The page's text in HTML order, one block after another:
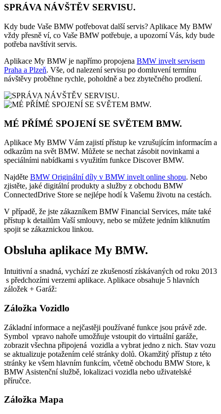
SPRÁVA NÁVŠTĚV SERVISU.
Kdy bude Vaše BMW potřebovat další servis? Aplikace My BMW
vždy přesně ví, co Vaše BMW potřebuje, a upozorní Vás, kdy bude
potřeba navštívit servis.
Aplikace My BMW je napřímo propojena BMW invelt servisem
Praha a Plzeň. Vše, od nalezení servisu po domluvení termínu
návštěvy proběhne rychle, poholdně a bez zbytečného prodlení.
MÉ PŘÍMÉ SPOJENÍ SE SVĚTEM BMW.
Aplikace My BMW Vám zajistí přístup ke vzrušujícím informacím a
odkazům na svět BMW. Můžete se nechat zásobit novinkami a
speciálními nabídkami s využitím funkce Discover BMW.
Najděte BMW Originální díly v BMW invelt online shopu. Nebo
zjistěte, jaké digitální produkty a služby z obchodu BMW
ConnectedDrive Store se nejlépe hodí k Vašemu životu na cestách.
V případě, že jste zákazníkem BMW Financial Services, máte také
přístup k detailům Vaší smlouvy, nebo se můžete jedním kliknutím
spojit se zákaznickou linkou.
Obsluha aplikace My BMW.
Intuitivní a snadná, vychází ze zkušeností získávaných od roku 2013
s předchozími verzemi aplikace. Aplikace obsahuje 5 hlavních
záložek + Garáž:
Záložka Vozidlo
Základní informace a nejčastěji používané funkce jsou právě zde.
Symbol vpravo nahoře umožňuje vstoupit do virtuální garáže,
zobrazit všechna připojená vozidla a vybrat jedno z nich. Stav vozu
se aktualizuje potažením celé stránky dolů. Okamžitý přístup z této
stránky ke všem hlavním funkcím, včetně obchodu BMW Store, k
BMW Asistenční službě, lokalizaci vozidla nebo uživatelské
příručce.
Záložka Mapa